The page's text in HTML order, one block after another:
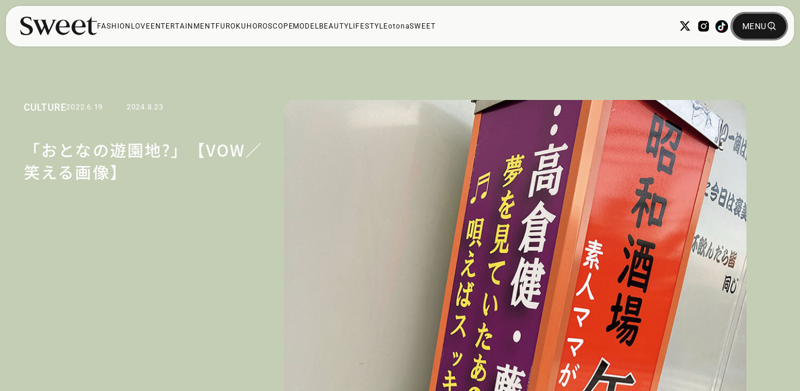
FASHION LOVE ENTERTAINMENT FUROKU HOROSCOPEMODELBEAUTY LIFESTYLEotonaSWEET
CULTURE2022.6.19 2024.8.23
「おとなの遊園地?」【VOW／
笑える画像】